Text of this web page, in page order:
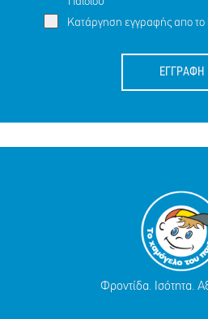
Κατάργηση εγγραφής απο
ΕΓΓΡΑΦΗ
Φροντίδα. Ισότητα.